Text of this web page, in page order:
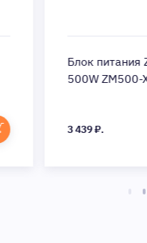
Блок питания
500W ZM500-
3 439 ₽.